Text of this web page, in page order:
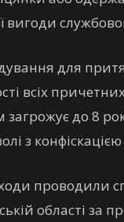
вигоди
для
всіх
до 8
з
проводили
області за